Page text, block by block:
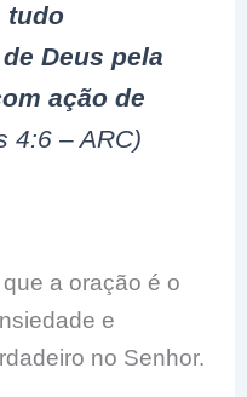
tudo
Deus pela
ação de
4:6 – ARC)
a oração é o
e
no Senhor.